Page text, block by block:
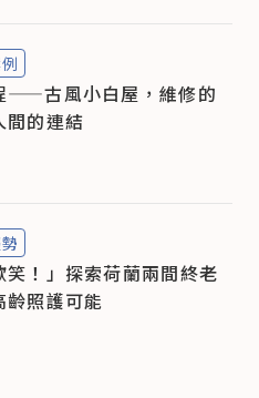
——古風小白屋，維修的
間的連結
笑！」探索荷蘭兩間終老
齡照護可能